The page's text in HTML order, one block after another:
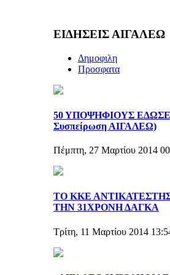
ΕΙΔΗΣΕΙΣ ΑΙΓΑΛΕΩ
Δημοφιλη
Προσφατα
50 ΥΠΟΨΗΦΙΟΥΣ ΕΔΩΣΕ
Συσπείρωση ΑΙΓΑΛΕΩ)
Πέμπτη, 27 Μαρτίου 2014
ΤΟ ΚΚΕ
ΤΗΝ 31ΧΡΟΝΗ ΔΑΓΚΑ
Τρίτη, 11 Μαρτίου 2014